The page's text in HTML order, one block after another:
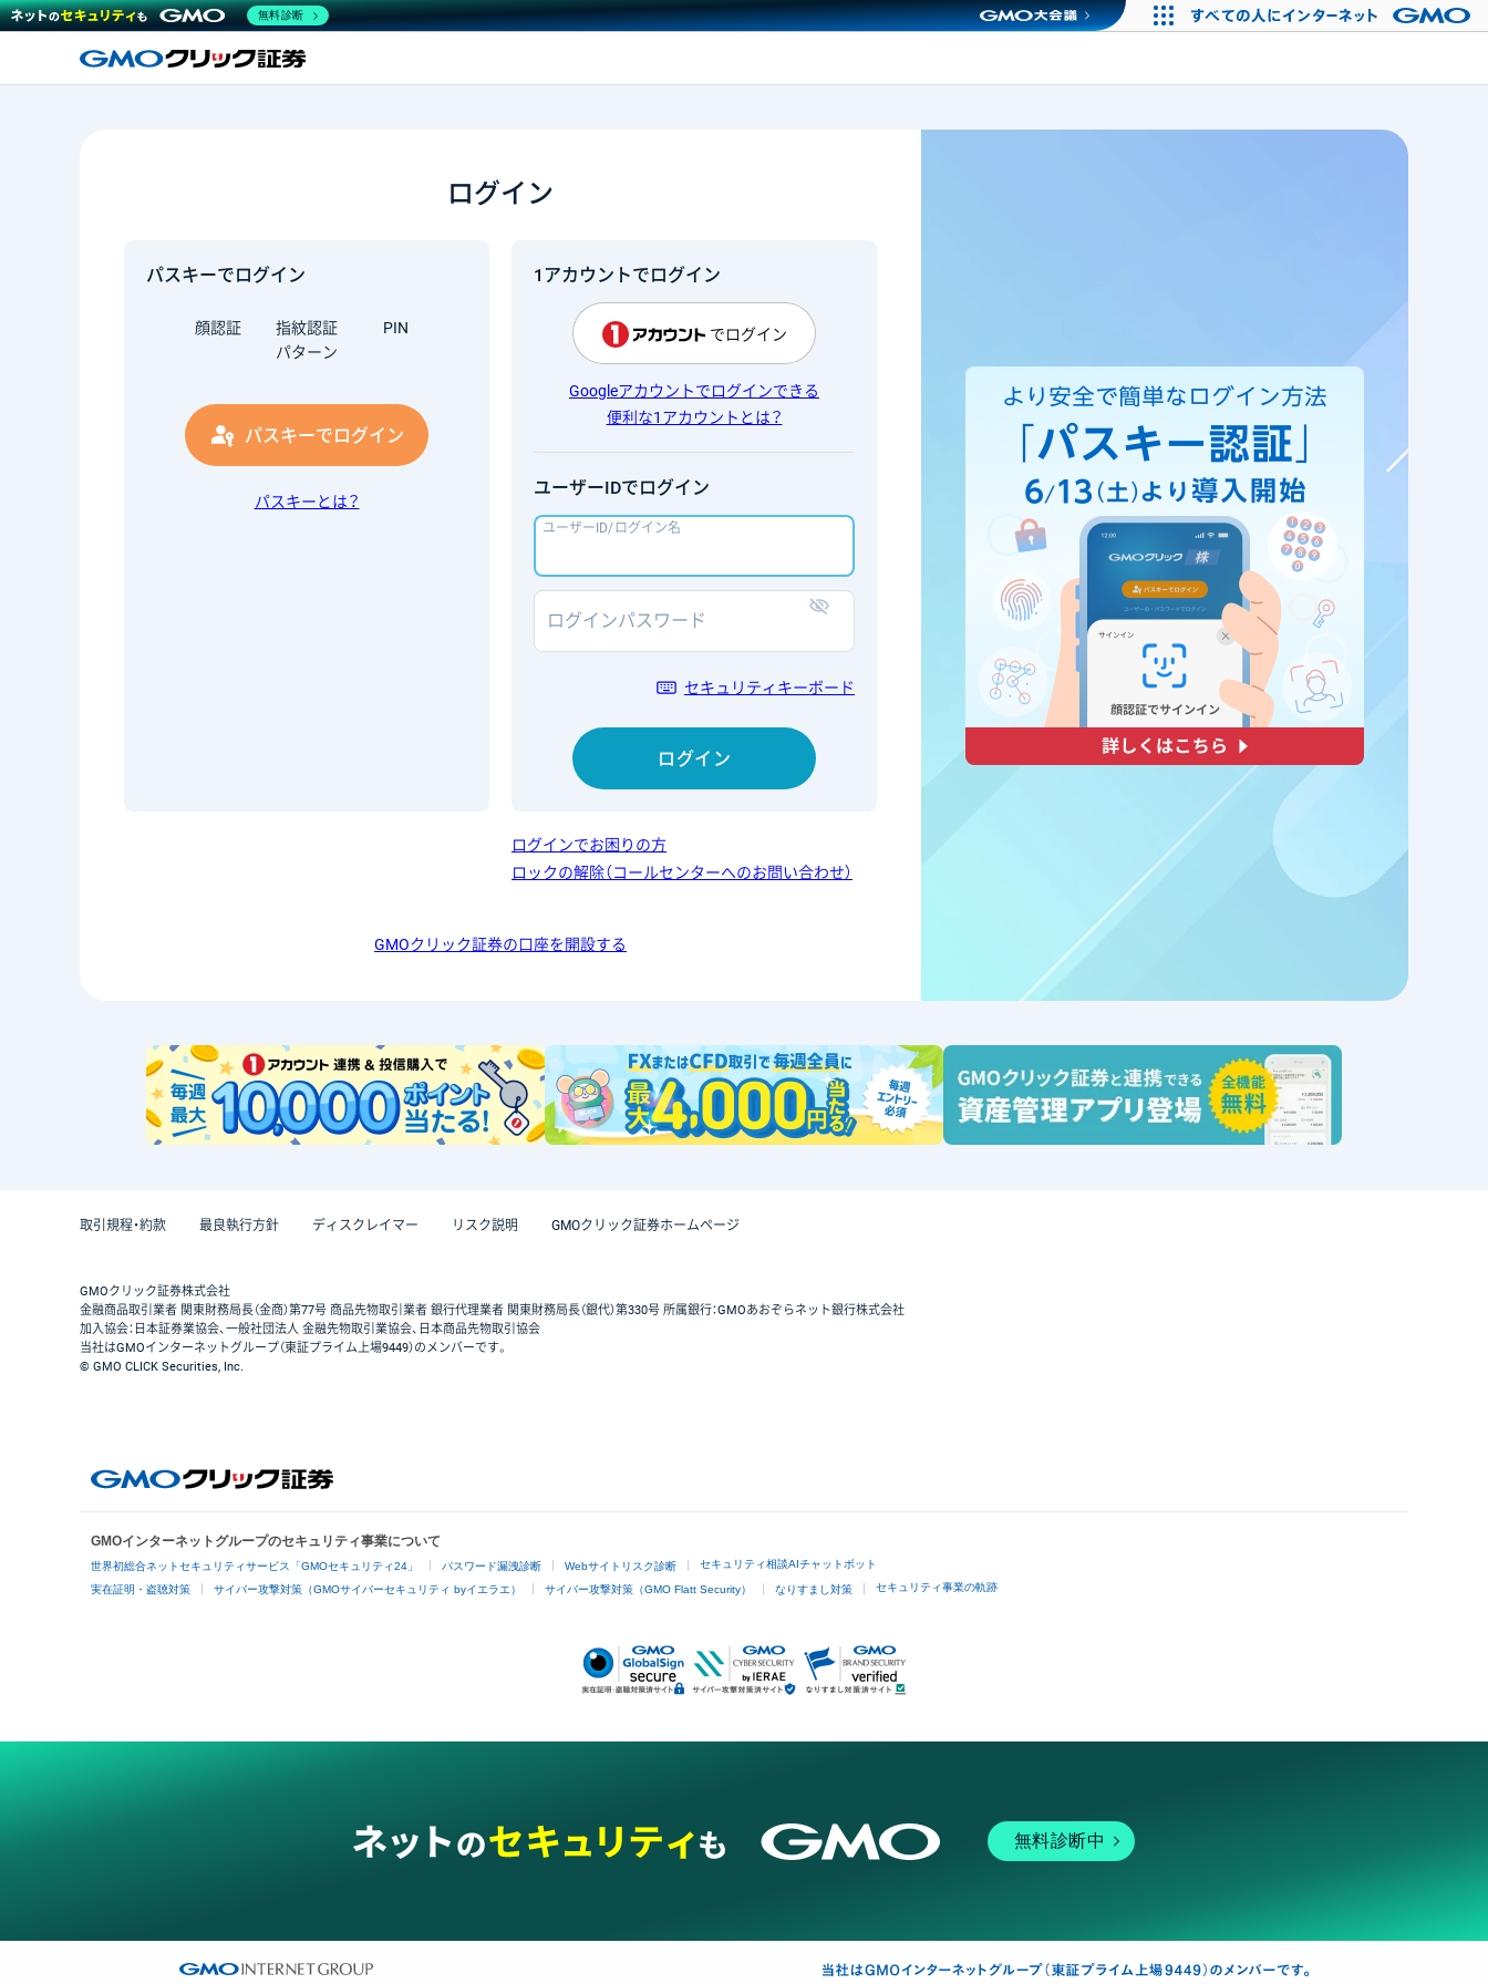
ログイン
パスキーでログイン
顔認証 指紋認証
PIN
パターン
パスキーでログイン
パスキーとは？
1アカウントでログイン
でログイン
Googleアカウントでログインできる
便利な1アカウントとは？
ユーザーIDでログイン
ユーザーID/ログイン名
ログインパスワード
セキュリティキーボード
ログイン
ログインでお困りの方
ロックの解除（コールセンターへのお問い合わせ）
GMOクリック証券の口座を開設する
取引規程・約款 最良執行方針 ディスクレイマー リスク説明 GMOクリック証券ホームページ
GMOクリック証券株式会社
金融商品取引業者 関東財務局長（金商）第77号 商品先物取引業者 銀行代理業者 関東財務局長（銀代）第330号 所属銀行：GMOあおぞらネット銀行株式会社
加入協会：日本証券業協会、一般社団法人 金融先物取引業協会、日本商品先物取引協会
当社はGMOインターネットグループ（東証プライム上場9449）のメンバーです。
© GMO CLICK Securities, Inc.
GMOインターネットグループのセキュリティ事業について
世界初総合ネットセキュリティサービス「GMOセキュリティ24」 パスワード漏洩診断 Webサイトリスク診断 セキュリティ相談AIチャットボット
実在証明・盗聴対策 サイバー攻撃対策（GMOサイバーセキュリティ byイエラエ） サイバー攻撃対策（GMO Flatt Security） なりすまし対策 セキュリティ事業の軌跡
無料診断中
無料診断